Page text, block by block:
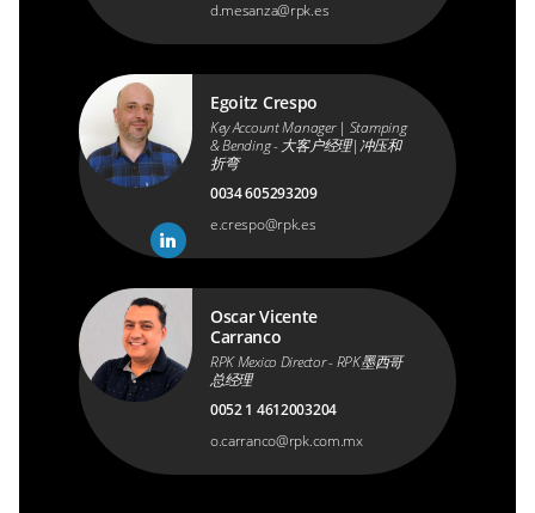
d.mesanza@rpk.es
Egoitz Crespo
Key Account Manager | Stamping
& Bending - 大客户经理|冲压和
折弯
0034 605293209
e.crespo@rpk.es
Oscar Vicente
Carranco
RPK Mexico Director - RPK墨西哥
总经理
0052 1 4612003204
o.carranco@rpk.com.mx